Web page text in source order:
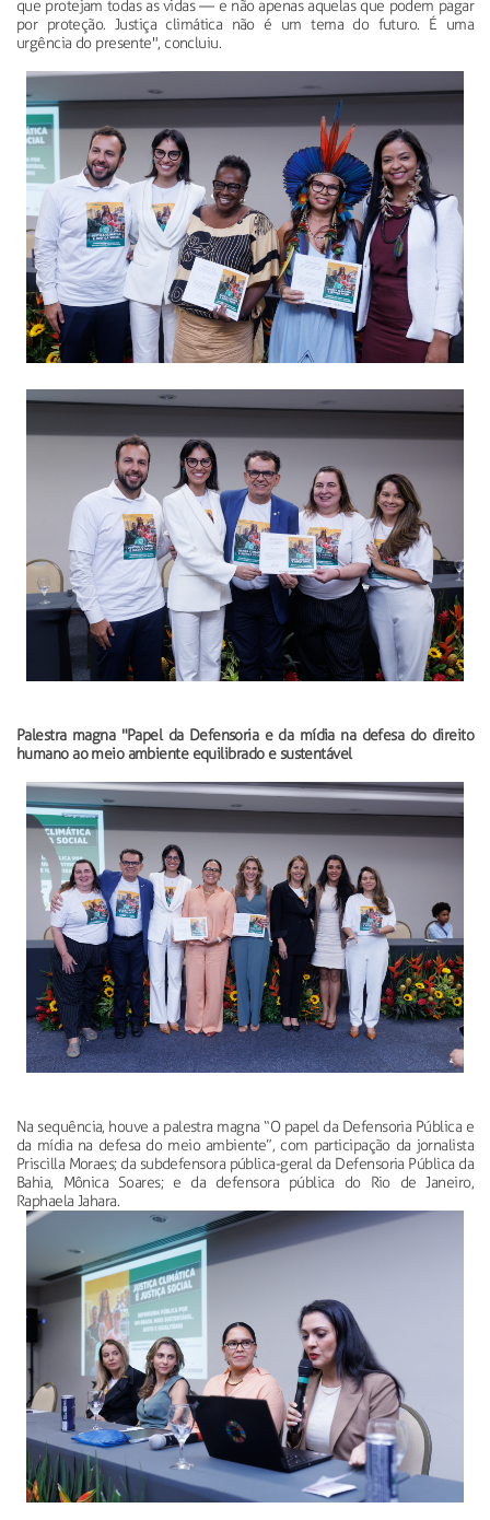
que protejam todas as vidas — e não apenas aquelas que podem pagar
por proteção. Justiça climática não é um tema do futuro. É uma
urgência do presente", concluiu.
Palestra magna "Papel da Defensoria e da mídia na defesa do direito
humano ao meio ambiente equilibrado e sustentável
Na sequência, houve a palestra magna “O papel da Defensoria Pública e
da mídia na defesa do meio ambiente”, com participação da jornalista
Priscilla Moraes; da subdefensora pública-geral da Defensoria Pública da
Bahia, Mônica Soares; e da defensora pública do Rio de Janeiro,
Raphaela Jahara.